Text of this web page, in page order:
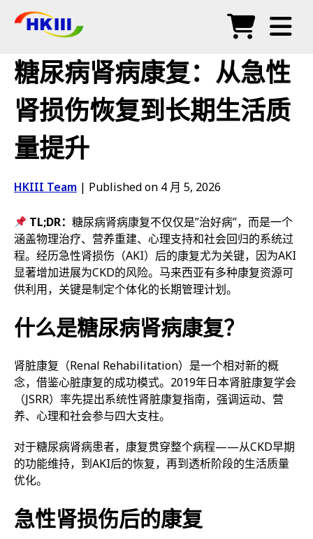
常见问题
博客
商店
糖尿病肾病康复：从急性
肾损伤恢复到长期生活质
量提升
HKIII Team | Published on 4 月 5, 2026
TL;DR：糖尿病肾病康复不仅仅是”治好病”，而是一个
涵盖物理治疗、营养重建、心理支持和社会回归的系统过
程。经历急性肾损伤（AKI）后的康复尤为关键，因为AKI
显著增加进展为CKD的风险。马来西亚有多种康复资源可
供利用，关键是制定个体化的长期管理计划。
什么是糖尿病肾病康复？
肾脏康复（Renal Rehabilitation）是一个相对新的概
念，借鉴心脏康复的成功模式。2019年日本肾脏康复学会
（JSRR）率先提出系统性肾脏康复指南，强调运动、营
养、心理和社会参与四大支柱。
对于糖尿病肾病患者，康复贯穿整个病程——从CKD早期
的功能维持，到AKI后的恢复，再到透析阶段的生活质量
优化。
急性肾损伤后的康复